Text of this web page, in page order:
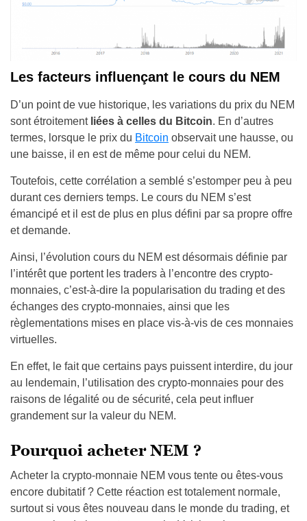
Les facteurs influençant le cours du NEM
D’un point de vue historique, les variations du prix du NEM
sont étroitement liées à celles du Bitcoin. En d’autres
termes, lorsque le prix du Bitcoin observait une hausse, ou
une baisse, il en est de même pour celui du NEM.
Toutefois, cette corrélation a semblé s’estomper peu à peu
durant ces derniers temps. Le cours du NEM s’est
émancipé et il est de plus en plus défini par sa propre offre
et demande.
Ainsi, l’évolution cours du NEM est désormais définie par
l’intérêt que portent les traders à l’encontre des crypto-
monnaies, c’est-à-dire la popularisation du trading et des
échanges des crypto-monnaies, ainsi que les
règlementations mises en place vis-à-vis de ces monnaies
virtuelles.
En effet, le fait que certains pays puissent interdire, du jour
au lendemain, l’utilisation des crypto-monnaies pour des
raisons de légalité ou de sécurité, cela peut influer
grandement sur la valeur du NEM.
Pourquoi acheter NEM ?
Acheter la crypto-monnaie NEM vous tente ou êtes-vous
encore dubitatif ? Cette réaction est totalement normale,
surtout si vous êtes nouveau dans le monde du trading, et